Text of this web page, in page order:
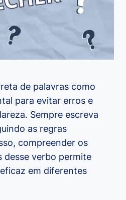
de palavras como
para evitar erros e
Sempre escreva
as regras
compreender os
desse verbo permite
em diferentes